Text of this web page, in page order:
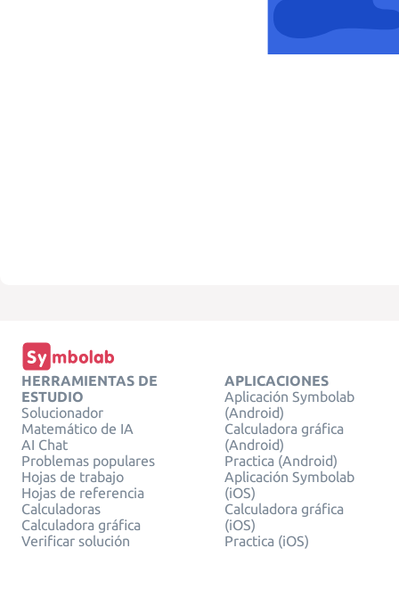
HERRAMIENTAS DE
ESTUDIO
Solucionador
Matemático de IA
AI Chat
Problemas populares
Hojas de trabajo
Hojas de referencia
Calculadoras
Calculadora gráfica
Verificar solución
APLICACIONES
Aplicación Symbolab
(Android)
Calculadora gráfica
(Android)
Practica (Android)
Aplicación Symbolab
(iOS)
Calculadora gráfica
(iOS)
Practica (iOS)